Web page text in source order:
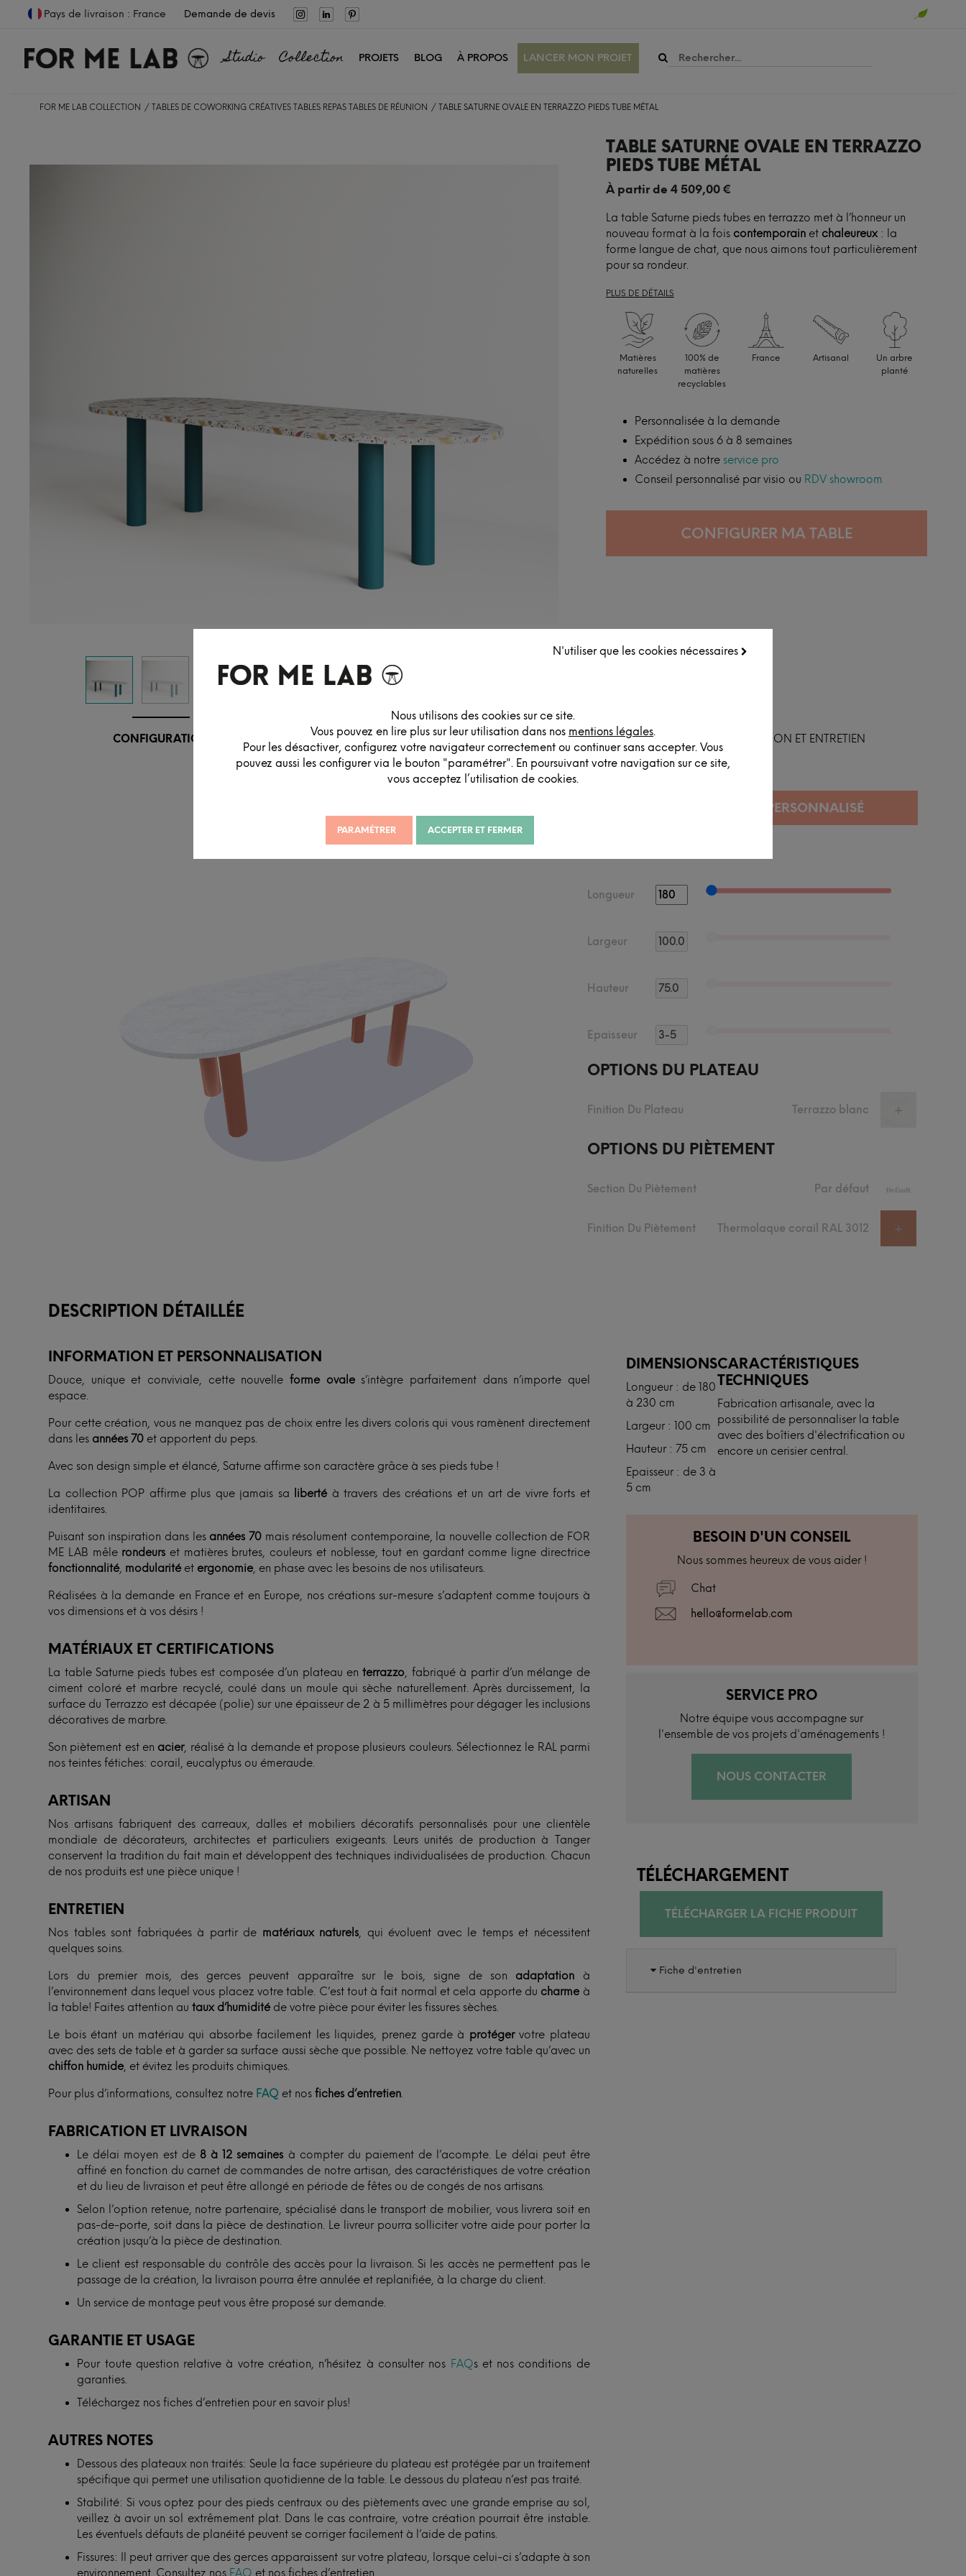
N'utiliser que les cookies nécessaires
Nous utilisons des cookies sur ce site.
Vous pouvez en lire plus sur leur utilisation dans nos mentions légales.
Pour les désactiver, configurez votre navigateur correctement ou continuer sans accepter. Vous
pouvez aussi les configurer via le bouton "paramétrer". En poursuivant votre navigation sur ce site,
vous acceptez l’utilisation de cookies.
PARAMÉTRER ACCEPTER ET FERMER
Pays de livraison : France Demande de devis
Studio Collection PROJETS BLOG À PROPOS LANCER MON PROJET
FOR ME LAB COLLECTION TABLES DE COWORKING CRÉATIVES TABLES REPAS TABLES DE RÉUNION TABLE SATURNE OVALE EN TERRAZZO PIEDS TUBE MÉTAL
TABLE SATURNE OVALE EN TERRAZZO
PIEDS TUBE MÉTAL
À partir de 4 509,00€
La table Saturne pieds tubes en terrazzo met à l’honneur un
nouveau format à la fois contemporainet chaleureux : la
forme langue de chat, que nous aimons tout particulièrement
pour sa rondeur.
PLUS DE DÉTAILS
Matières
naturelles
100% de
matières
recyclables
France Artisanal
Un arbre
planté
Personnalisée à la demande
Expédition sous 6 à 8 semaines
Accédez à notre service pro
Conseil personnalisé par visio ou RDV showroom
CONFIGURER MA TABLE
CONFIGURATION DESCRIPTION DÉTAILLÉE FINITION ET ENTRETIEN
Longueur
Largeur
Hauteur
Epaisseur
OPTIONS DU PLATEAU
Finition Du Plateau Terrazzo blanc +
OPTIONS DU PIÈTEMENT
Section Du Piètement Par défaut +
Finition Du Piètement Thermolaque corail RAL 3012 +
DESCRIPTION DÉTAILLÉE
INFORMATION ET PERSONNALISATION
Douce, unique et conviviale, cette nouvelle forme ovales’intègre parfaitement dans n’importe quel
espace.
Pour cette création, vous ne manquez pas de choix entre les divers coloris qui vous ramènent directement
dans les années 70 et apportent du peps.
Avec son design simple et élancé, Saturne affirme son caractère grâce à ses pieds tube !
La collection POP affirme plus que jamais sa libertéà travers des créations et un art de vivre forts et
identitaires.
Puisant son inspiration dans les années 70mais résolument contemporaine, la nouvelle collection de FOR
ME LAB mêlerondeurs et matières brutes, couleurs et noblesse, tout en gardant comme ligne directrice
fonctionnalité, modularité et ergonomie, en phase avec les besoins de nos utilisateurs.
Réalisées à la demande en France et en Europe, nos créations sur-mesure s’adaptent comme toujours à
vos dimensions et à vos désirs !
MATÉRIAUX ET CERTIFICATIONS
La table Saturne pieds tubes est composée d’un plateau enterrazzo, fabriqué à partir d’un mélange de
ciment coloré et marbre recyclé, coulé dans un moule qui sèche naturellement. Après durcissement, la
surface du Terrazzo est décapée (polie) sur une épaisseur de 2 à 5 millimètres pour dégager les inclusions
décoratives de marbre.
Son piètement est en acier, réalisé à la demande et propose plusieurs couleurs. Sélectionnez le RAL parmi
nos teintes fétiches: corail, eucalyptus ou émeraude.
ARTISAN
Nos artisans fabriquent des carreaux, dalles et mobiliers décoratifs personnalisés pour une clientèle
mondiale de décorateurs, architectes et particuliers exigeants. Leurs unités de production à Tanger
conservent la tradition du fait main et développent des techniques individualisées de production. Chacun
de nos produits est une pièce unique !
ENTRETIEN
Nos tables sont fabriquées à partir de matériaux naturels, qui évoluent avec le temps et nécessitent
quelques soins.
Lors du premier mois, des gerces peuvent apparaître sur le bois, signe de son adaptation à
l’environnement dans lequel vous placez votre table. C’est tout à fait normal et cela apporte du charmeà
la table! Faites attention autaux d’humiditéde votre pièce pour éviter les fissures sèches.
Le bois étant un matériau qui absorbe facilement les liquides, prenez garde à protégervotre plateau
avec des sets de table et à garder sa surface aussi sèche que possible. Ne nettoyez votre table qu’avec un
chiffon humide, et évitez les produits chimiques.
Pour plus d’informations, consultez notre FAQ et nosfiches d’entretien.
FABRICATION ET LIVRAISON
Le délai moyen est de 8 à 12 semaines à compter du paiement de l’acompte. Le délai peut être
affiné en fonction du carnet de commandes de notre artisan, des caractéristiques de votre création
et du lieu de livraison et peut être allongé en période de fêtes ou de congés de nos artisans.
Selon l’option retenue, notre partenaire, spécialisé dans le transport de mobilier, vous livrera soit en
pas-de-porte, soit dans la pièce de destination. Le livreur pourra solliciter votre aide pour porter la
création jusqu’à la pièce de destination.
Le client est responsable du contrôle des accès pour la livraison. Si les accès ne permettent pas le
passage de la création, la livraison pourra être annulée et replanifiée, à la charge du client.
Un service de montage peut vous être proposé sur demande.
GARANTIE ET USAGE
Pour toute question relative à votre création, n’hésitez à consulter nos FAQs et nos conditions de
garanties.
Téléchargez nos fiches d’entretien pour en savoir plus!
AUTRES NOTES
Dessous des plateaux non traités: Seule la face supérieure du plateau est protégée par un traitement
spécifique qui permet une utilisation quotidienne de la table. Le dessous du plateau n’est pas traité.
Stabilité: Si vous optez pour des pieds centraux ou des piètements avec une grande emprise au sol,
veillez à avoir un sol extrêmement plat. Dans le cas contraire, votre création pourrait être instable.
Les éventuels défauts de planéité peuvent se corriger facilement à l’aide de patins.
Fissures: Il peut arriver que des gerces apparaissent sur votre plateau, lorsque celui-ci s’adapte à son
environnement. Consultez nos FAQ et nos fiches d’entretien.
DIMENSIONS
Longueur : de 180
à 230 cm
Largeur : 100 cm
Hauteur : 75 cm
Epaisseur : de 3 à
5 cm
CARACTÉRISTIQUES
TECHNIQUES
Fabrication artisanale, avec la
possibilité de personnaliser la table
avec des boîtiers d'électrification ou
encore un cerisier central.
BESOIN D'UN CONSEIL
Nous sommes heureux de vous aider !
Chat
hello@formelab.com
SERVICE PRO
Notre équipe vous accompagne sur
l'ensemble de vos projets d'aménagements !
NOUS CONTACTER
TÉLÉCHARGEMENT
TÉLÉCHARGER LA FICHE PRODUIT
Fiche d'entretien